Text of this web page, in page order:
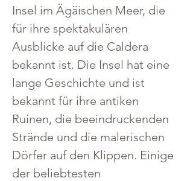
Insel im Ägäischen Meer, die
für ihre spektakulären
Ausblicke auf die Caldera
bekannt ist. Die Insel hat eine
lange Geschichte und ist
bekannt für ihre antiken
Ruinen, die beeindruckenden
Strände und die malerischen
Dörfer auf den Klippen. Einige
der beliebtesten